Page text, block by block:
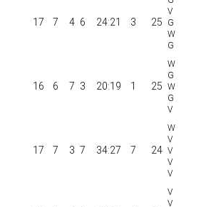
17 7 4 6 24:21 3 25
16 6 7 3 20:19 1 25
17 7 3 7 34:27 7 24